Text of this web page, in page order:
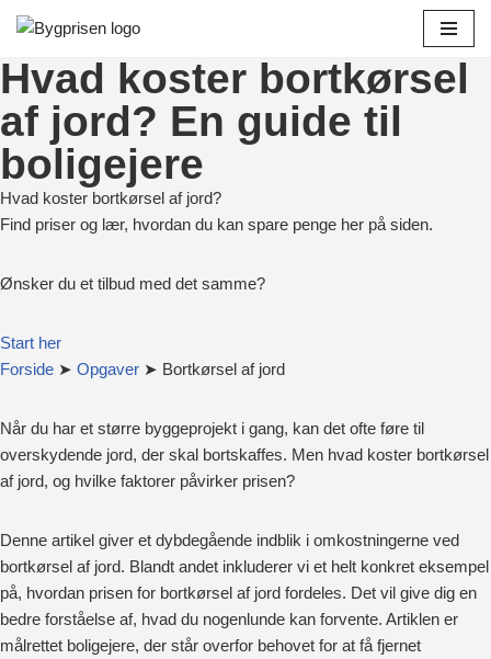
til
indhold
Hvad koster bortkørsel
af jord? En guide til
boligejere
Hvad koster bortkørsel af jord?
Find priser og lær, hvordan du kan spare penge her på siden.
Ønsker du et tilbud med det samme?
Start her
Forside ➤ Opgaver ➤ Bortkørsel af jord
Når du har et større byggeprojekt i gang, kan det ofte føre til
overskydende jord, der skal bortskaffes. Men hvad koster bortkørsel
af jord, og hvilke faktorer påvirker prisen?
Denne artikel giver et dybdegående indblik i omkostningerne ved
bortkørsel af jord. Blandt andet inkluderer vi et helt konkret eksempel
på, hvordan prisen for bortkørsel af jord fordeles. Det vil give dig en
bedre forståelse af, hvad du nogenlunde kan forvente. Artiklen er
målrettet boligejere, der står overfor behovet for at få fjernet